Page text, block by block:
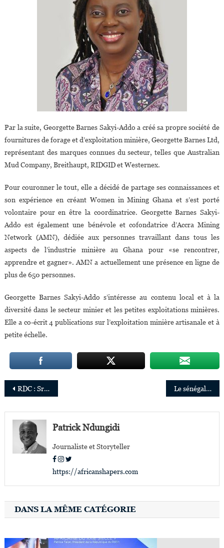
Par la suite, Georgette Barnes Sakyi-Addo a créé sa propre société de
fournitures de forage et d’exploitation minière, Georgette Barnes Ltd,
représentant des marques connues du secteur, telles que Australian
Mud Company, Breithaupt, RIDGID et Westernex.
Pour couronner le tout, elle a décidé de partage ses connaissances et
son expérience en créant Women in Mining Ghana et s’est porté
volontaire pour en être la coordinatrice. Georgette Barnes Sakyi-
Addo est également une bénévole et cofondatrice d’Accra Mining
Network (AMN), dédiée aux personnes travaillant dans tous les
aspects de l’industrie minière au Ghana pour «se rencontrer,
apprendre et gagner». AMN a actuellement une présence en ligne de
plus de 650 personnes.
Georgette Barnes Sakyi-Addo s’intéresse au contenu local et à la
diversité dans le secteur minier et les petites exploitations minières.
Elle a co-écrit 4 publications sur l’exploitation minière artisanale et à
petite échelle.
Navigation
de
l’article
RDC : Sr Catherine Mutindi lauréate du prix Opus 2019 Le sénégalais Souleymane Diallo nommé Directeur général d’Orange Niger
Patrick Ndungidi
Journaliste et Storyteller
https://africanshapers.com
DANS LA MÊME CATÉGORIE